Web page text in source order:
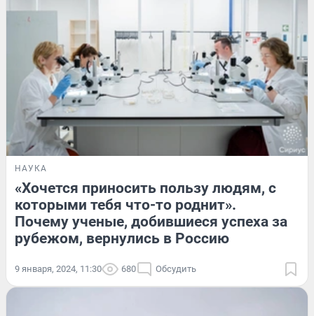
НАУКА
«Хочется приносить пользу людям, с
которыми тебя что-то роднит».
Почему ученые, добившиеся успеха за
рубежом, вернулись в Россию
9 января, 2024, 11:30 680 Обсудить